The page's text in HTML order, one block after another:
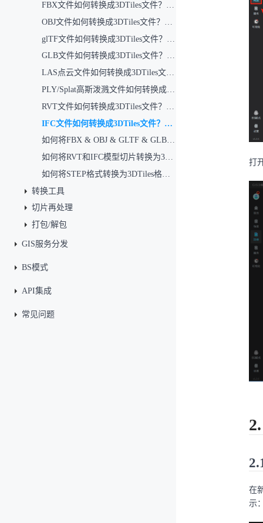
FBX文件如何转换成3DTiles文件？（通用模型切片）
GLB文件如何转换成3DTiles文件？（通用模型切片）
LAS点云文件如何转换成3DTiles文件？（点云切片）
PLY/Splat高斯泼溅文件如何转换成3DTiles文件？（高斯泼溅切片）
IFC文件如何转换成3DTiles文件？（IFC模型切片）
如何将FBX & OBJ & GLTF & GLB模型转换为3DTiles?
如何将RVT和IFC模型切片转换为3DTiles?
如何将STEP格式转换为3DTiles格式？
转换工具
切片再处理
打包/解包
GIS服务分发
BS模式
API集成
常见问题
打
在
示